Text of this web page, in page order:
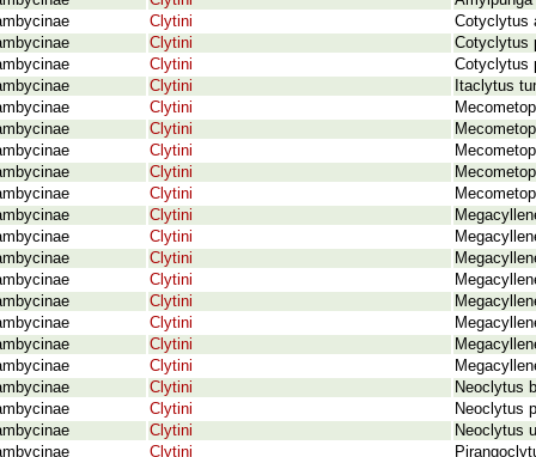
Clytini
Cotyclytus
Clytini
Cotyclytus
Clytini
Cotyclytus
Clytini
Itaclytus
Clytini
Clytini
Clytini
Clytini
Clytini
Clytini
Clytini
Clytini
Clytini
Clytini
Clytini
Clytini
Clytini
Clytini
Neoclytus
Clytini
Neoclytus
Clytini
Neoclytus
Clytini